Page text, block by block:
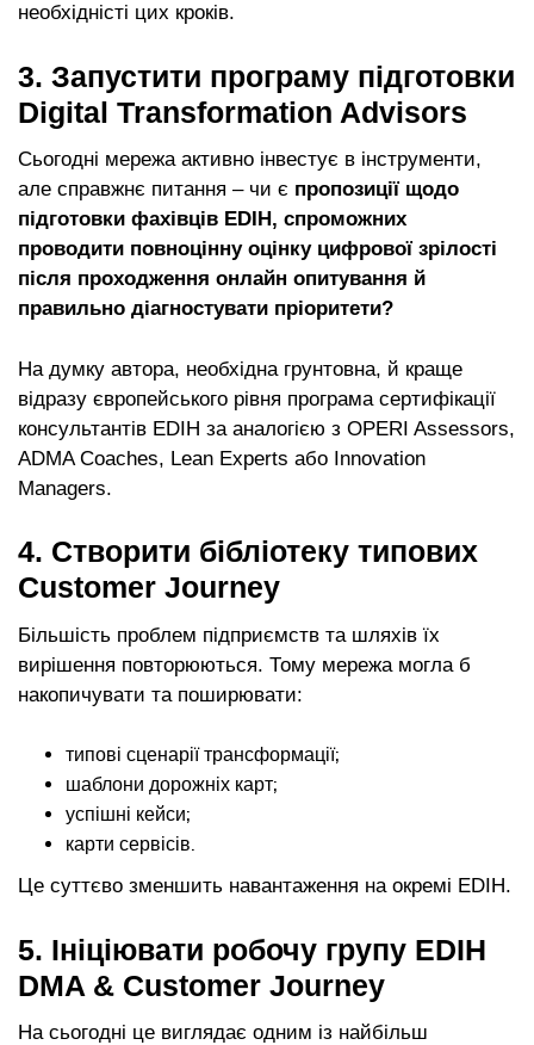
необхідністі цих кроків.
3. Запустити програму підготовки
Digital Transformation Advisors
Сьогодні мережа активно інвестує в інструменти,
але справжнє питання – чи є пропозиції щодо
підготовки фахівців EDIH, спроможних
проводити повноцінну оцінку цифрової зрілості
після проходження онлайн опитування й
правильно діагностувати пріоритети?
На думку автора, необхідна грунтовна, й краще
відразу європейського рівня програма сертифікації
консультантів EDIH за аналогією з OPERI Assessors,
ADMA Coaches, Lean Experts або Innovation
Managers.
4. Створити бібліотеку типових
Customer Journey
Більшість проблем підприємств та шляхів їх
вирішення повторюються. Тому мережа могла б
накопичувати та поширювати:
типові сценарії трансформації;
шаблони дорожніх карт;
успішні кейси;
карти сервісів.
Це суттєво зменшить навантаження на окремі EDIH.
5. Ініціювати робочу групу EDIH
DMA & Customer Journey
На сьогодні це виглядає одним із найбільш